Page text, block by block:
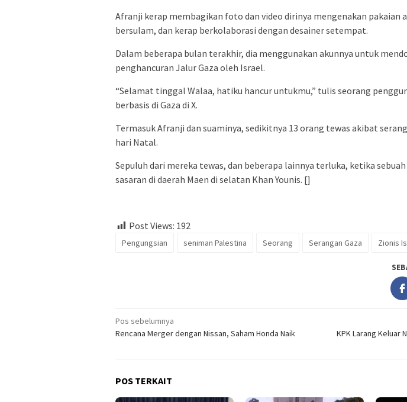
Afranji kerap membagikan foto dan video dirinya mengenakan pakaian
bersulam, dan kerap berkolaborasi dengan desainer setempat.
Dalam beberapa bulan terakhir, dia menggunakan akunnya untuk
penghancuran Jalur Gaza oleh Israel.
“Selamat tinggal Walaa, hatiku hancur untukmu,” tulis seorang
berbasis di Gaza di X.
Termasuk Afranji dan suaminya, sedikitnya 13 orang tewas akibat
hari Natal.
Sepuluh dari mereka tewas, dan beberapa lainnya terluka, ketika
sasaran di daerah Maen di selatan Khan Younis. []
Post Views: 192
Pengungsian seniman Palestina Seorang Serangan Gaza Zionis
Navigasi
pos
Pos sebelumnya
Rencana Merger dengan Nissan, Saham Honda Naik
KPK Larang Keluar
POS TERKAIT